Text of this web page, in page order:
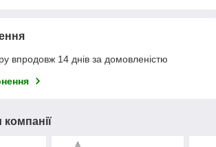
впродовж 14 днів за домовленістю
компанії